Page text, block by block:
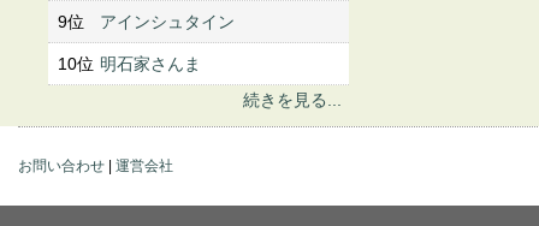
9位 アインシュタイン
10位 明石家さんま
続きを見る...
お問い合わせ 運営会社